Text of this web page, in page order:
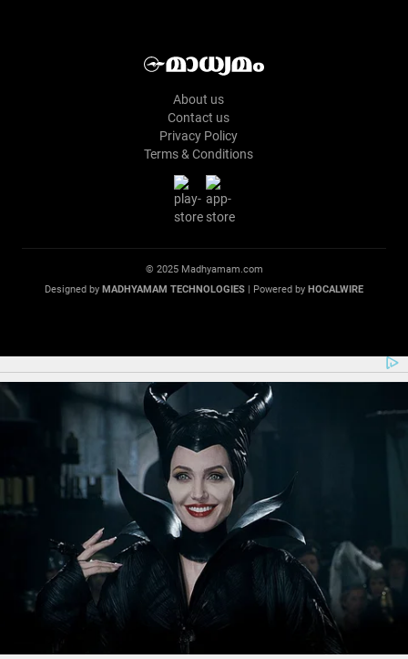
About us
Contact us
Privacy Policy
Terms & Conditions
© 2025 Madhyamam.com
Designed by MADHYAMAM TECHNOLOGIES | Powered by HOCALWIRE